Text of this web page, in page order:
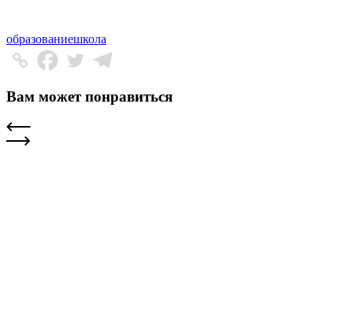
образованиешкола
Вам может понравиться